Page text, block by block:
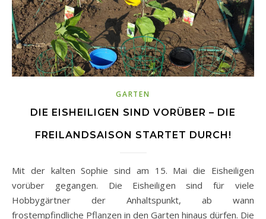
GARTEN
DIE EISHEILIGEN SIND VORÜBER – DIE
FREILANDSAISON STARTET DURCH!
Mit der kalten Sophie sind am 15. Mai die Eisheiligen
vorüber gegangen. Die Eisheiligen sind für viele
Hobbygärtner der Anhaltspunkt, ab wann
frostempfindliche Pflanzen in den Garten hinaus dürfen. Die